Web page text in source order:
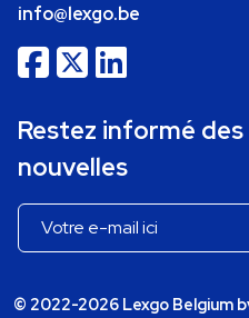
info@lexgo.be
Restez informé
nouvelles
© 2022-2026 Lexgo Belgium